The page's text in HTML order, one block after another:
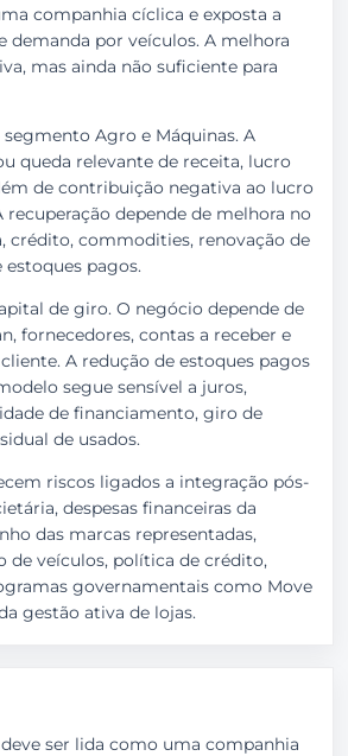
companhia cíclica e exposta a
demanda por veículos. A melhora
mas ainda não suficiente para
Agro e Máquinas. A
queda relevante de receita, lucro
de contribuição negativa ao lucro
recuperação depende de melhora no
crédito, commodities, renovação de
pagos.
de giro. O negócio depende de
fornecedores, contas a receber e
A redução de estoques pagos
segue sensível a juros,
de financiamento, giro de
de usados.
riscos ligados a integração pós-
despesas financeiras da
das marcas representadas,
de veículos, política de crédito,
governamentais como Move
gestão ativa de lojas.
ser lida como uma companhia